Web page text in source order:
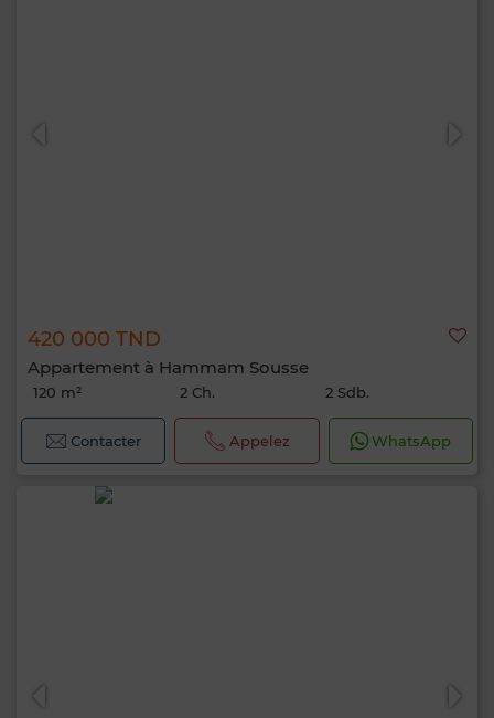
420 000 TND
Appartement à Hammam Sousse
120 m² 2 Ch. 2 Sdb.
Contacter Appelez WhatsApp